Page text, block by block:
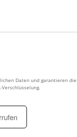
Daten und garantieren die